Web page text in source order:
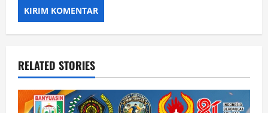
RELATED STORIES